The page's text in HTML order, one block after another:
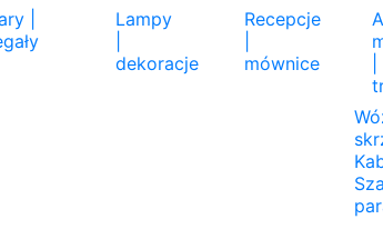
|
Lampy
dekoracje
Recepcje
mównice